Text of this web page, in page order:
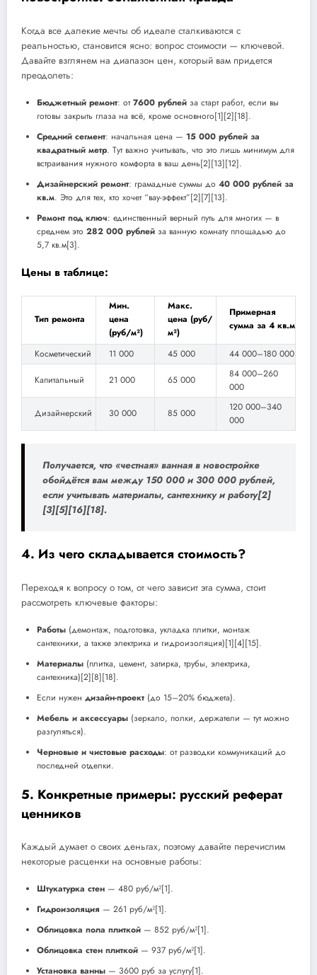
Когда все далекие мечты об идеале сталкиваются с
реальностью, становится ясно: вопрос стоимости — ключевой.
Давайте взглянем на диапазон цен, который вам придется
преодолеть:
Бюджетный ремонт: от7600 рублей за старт работ, если вы
готовы закрыть глаза на всё, кроме основного[1][2][18].
Средний сегмент: начальная цена — 15 000 рублей за
квадратный метр. Тут важно учитывать, что это лишь минимум для
встраивания нужного комфорта в ваш день[2][13][12].
Дизайнерский ремонт: грамадные суммы до 40 000 рублей за
кв.м. Это для тех, кто хочет “вау-эффект”[2][7][13].
Ремонт под ключ: единственный верный путь для многих — в
среднем это 282 000 рублей за ванную комнату площадью до
5,7 кв.м[3].
Цены в таблице:
Тип ремонта
Мин.
цена
(руб/м²)
Макс.
цена (руб/
м²)
Примерная
сумма за 4 кв.м
Косметический 11 000 45 000 44 000–180 000
Капитальный 21 000 65 000
84 000–260
000
Дизайнерский 30 000 85 000
120 000–340
000
Получается, что «честная» ванная в новостройке
обойдётся вам между 150 000 и 300 000 рублей,
если учитывать материалы, сантехнику и работу[2]
[3][5][16][18].
4. Из чего складывается стоимость?
Переходя к вопросу о том, от чего зависит эта сумма, стоит
рассмотреть ключевые факторы:
Работы (демонтаж, подготовка, укладка плитки, монтаж
сантехники, а также электрика и гидроизоляция)[1][4][15].
Материалы (плитка, цемент, затирка, трубы, электрика,
сантехника)[2][8][18].
Если нужен дизайн-проект (до 15–20% бюджета).
Мебель и аксессуары (зеркало, полки, держатели — тут можно
разгуляться).
Черновые и чистовые расходы: от разводки коммуникаций до
последней отделки.
5. Конкретные примеры: русский реферат
ценников
Каждый думает о своих деньгах, поэтому давайте перечислим
некоторые расценки на основные работы:
Штукатурка стен — 480 руб/м²[1].
Гидроизоляция — 261 руб/м²[1].
Облицовка пола плиткой — 852 руб/м²[1].
Облицовка стен плиткой — 937 руб/м²[1].
Установка ванны — 3600 руб за услугу[1].